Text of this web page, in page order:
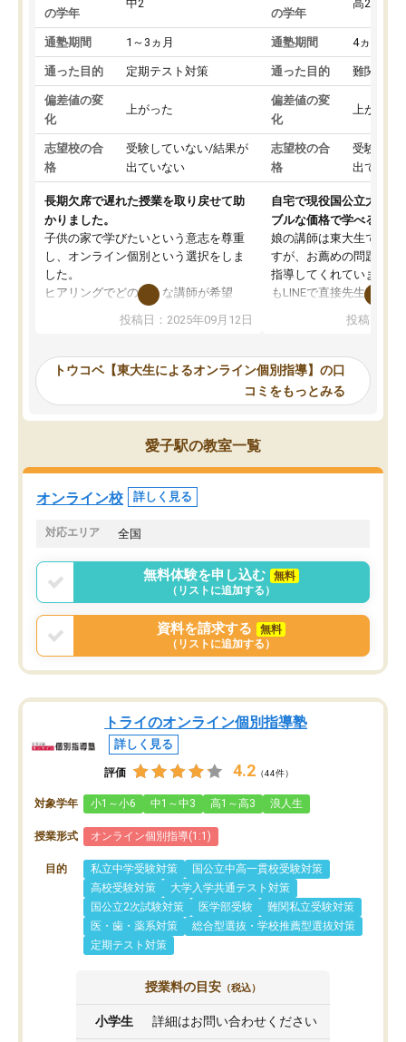
の学年
中2
通塾期間 1～3ヵ月
通った目的 定期テスト対策
偏差値の変
化
上がった
志望校の合
格
受験していない/結果が
出ていない
長期欠席で遅れた授業を取り戻せて助
かりました。
子供の家で学びたいという意志を尊重
し、オンライン個別という選択をしま
した。
ヒアリングでどのような講師が希望
か、オプションは付帯するかなど選ぶ
事が出来ました。
ーティングを行い、その講師で良いか
見てから講師を決定する事ができま
す。
うちの子は、初回面談の講師の方で決
オンラインツールを使用した単語帳の
共有があり宿題もそちらで出される形
でした。
言う事で講師変更の申し出があり、あ
まりに短期での変更だった為、塾に通
う事にして退会しました。遅れも取り
戻せ、授業内容や講師の方は良かった
と思います。
投稿日：2025年09月12日
の学年
高2
通塾期間 4ヵ月～1
通った目的 難関私立
偏差値の変
化
上がった
志望校の合
格
受験して
出ていな
自宅で現役国公立大学生
ブルな価格で学べる
娘の講師は東大生では無
すが、お薦めの問題集や
指導してくれています。
もLINEで直接先生に質問
めれるので、個人に合
いなのがあり(有料)、受
ことをどんなスケジュー
くか相談したのですが、
ち期待したものではなく
くなってきたようなので
投稿日：
トウコベ【東大生によるオンライン個別指導】の口
コミをもっとみる
愛子駅の教室一覧
オンライン校 詳しく見る
対応エリア 全国
無料体験を申し込む
無料
（リストに追加する）
資料を請求する
無料
（リストに追加する）
トライのオンライン個別指導塾
詳しく見る
評価 4.2 （44件）
対象学年 小1～小6 中1～中3 高1～高3 浪人生
授業形式 オンライン個別指導(1:1)
目的 私立中学受験対策
国公立中高一貫校受験対策
高校受験対策
大学入学共通テスト対策
国公立2次試験対策
医学部受験
難関私立受験対策
医・歯・薬系対策
総合型選抜・学校推薦型選抜対策
定期テスト対策
授業料の目安 （税込）
小学生 詳細はお問い合わせください